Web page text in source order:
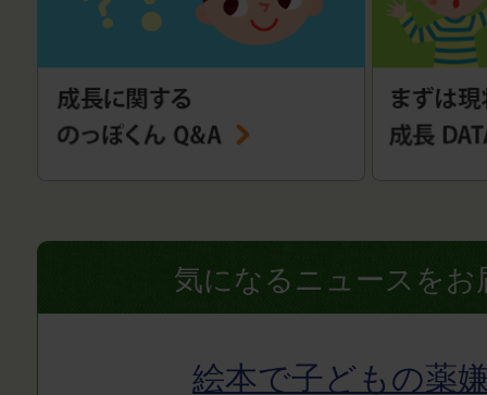
気になるニュースをお
絵本で子どもの薬